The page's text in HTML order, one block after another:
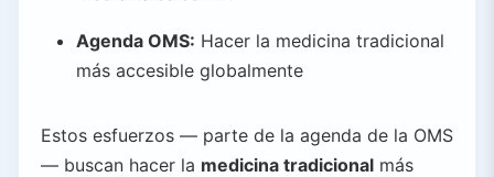
Agenda OMS: Hacer la medicina tradicional
más accesible globalmente
Estos esfuerzos — parte de la agenda de la OMS
— buscan hacer la medicina tradicional más